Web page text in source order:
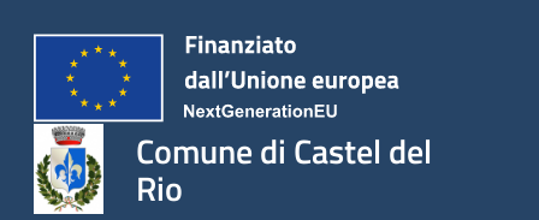
Comune di Castel del
Rio